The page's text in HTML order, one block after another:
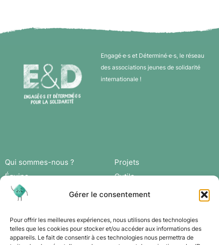
Gérer le consentement
Pour offrir les meilleures expériences, nous utilisons des technologies
telles que les cookies pour stocker et/ou accéder aux informations des
appareils. Le fait de consentir à ces technologies nous permettra de
Engagé·e·s et Déterminé·e·s, le réseau
des associations jeunes de solidarité
internationale !
Qui sommes-nous ?
Équipe
Missions
Adhérer
Projets
Outils
Actus
Connexion